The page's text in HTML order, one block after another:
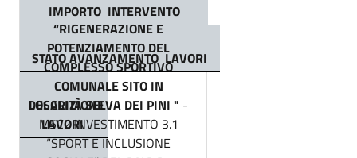
IMPORTO INTERVENTO
STATO AVANZAMENTO LAVORI
DESCRIZIONE
LAVORI
“RIGENERAZIONE E
POTENZIAMENTO DEL
COMPLESSO SPORTIVO
COMUNALE SITO IN
LOCALITÀ SELVA DEI PINI " -
M5C2 INVESTIMENTO 3.1
“SPORT E INCLUSIONE